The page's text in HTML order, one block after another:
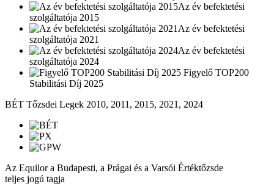
Az év befektetési
szolgáltatója 2015
Az év befektetési
szolgáltatója 2021
Az év befektetési
szolgáltatója 2024
Figyelő TOP200
Stabilitási Díj 2025
BÉT Tőzsdei Legek 2010, 2011, 2015, 2021, 2024
Az Equilor a Budapesti, a Prágai és a Varsói Értéktőzsde
teljes jogú tagja